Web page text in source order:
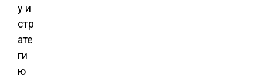
у и
стр
ате
ги
ю